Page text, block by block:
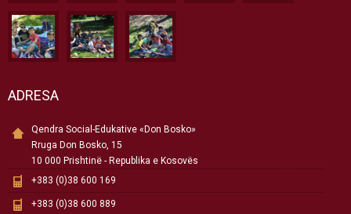
ADRESA
Qendra Social-Edukative «Don Bosko»
Rruga Don Bosko, 15
10 000 Prishtinë - Republika e Kosovës
+383 (0)38 600 169
+383 (0)38 600 889